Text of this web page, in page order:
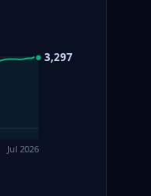
3,297
Jul 2026